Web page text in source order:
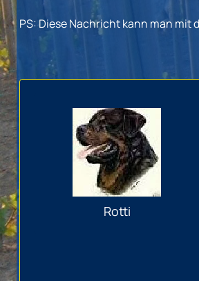
PS: Diese Nachricht kann man mit
Rotti